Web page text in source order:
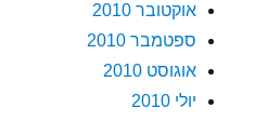
אוקטובר 2010
ספטמבר 2010
אוגוסט 2010
יולי 2010